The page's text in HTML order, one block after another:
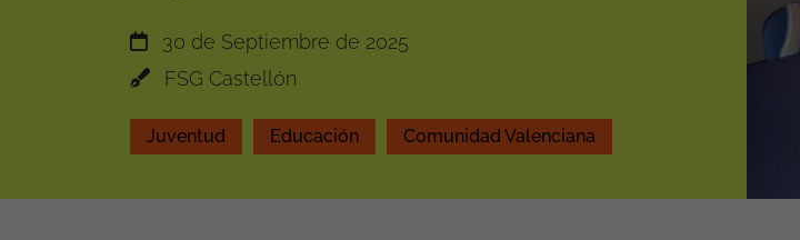
30 de Septiembre de 2025
FSG Castellón
Juventud Educación Comunidad Valenciana